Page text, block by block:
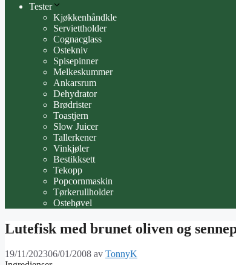
Tester
Kjøkkenhåndkle
Serviettholder
Cognacglass
Ostekniv
Spisepinner
Melkeskummer
Ankarsrum
Dehydrator
Brødrister
Toastjern
Slow Juicer
Tallerkener
Vinkjøler
Bestikksett
Tekopp
Popcornmaskin
Tørkerullholder
Ostehøvel
Lutefisk med brunet oliven og
19/11/202306/01/2008 av TonnyK